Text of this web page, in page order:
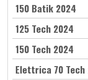
150 Batik 2024
125 Tech 2024
150 Tech 2024
Elettrica 70 Tech